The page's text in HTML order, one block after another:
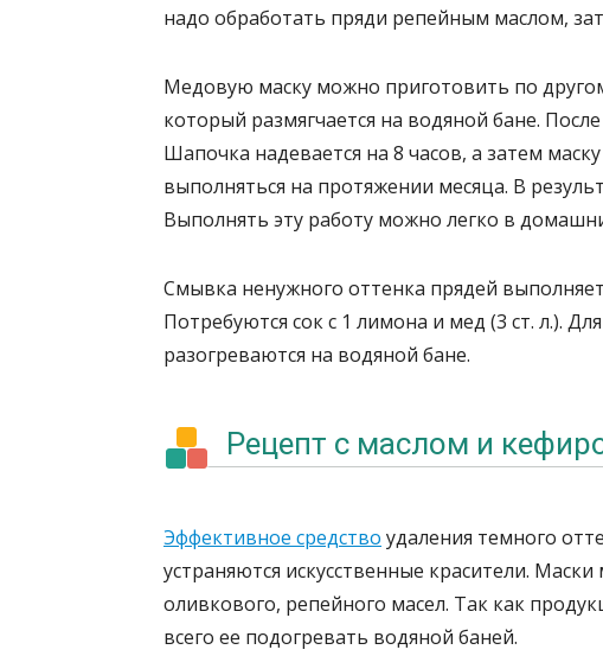
надо обработать пряди репейным маслом,
Медовую маску можно приготовить по
который размягчается на водяной бане.
Шапочка надевается на 8 часов, а затем
выполняться на протяжении месяца. В
Выполнять эту работу можно легко в
Смывка ненужного оттенка прядей
Потребуются сок с 1 лимона и мед (3 ст. л.).
разогреваются на водяной бане.
Рецепт с маслом и
Эффективное средство удаления темного
устраняются искусственные красители.
оливкового, репейного масел. Так как
всего ее подогревать водяной баней.